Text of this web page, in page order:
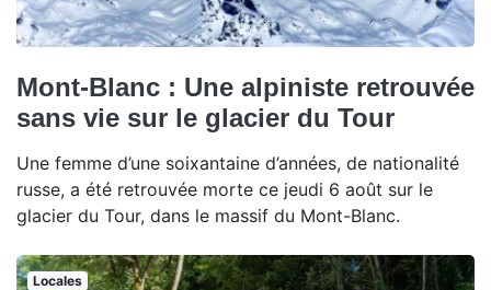
Mont-Blanc : Une alpiniste retrouvée
sans vie sur le glacier du Tour
Une femme d’une soixantaine d’années, de nationalité
russe, a été retrouvée morte ce jeudi 6 août sur le
glacier du Tour, dans le massif du Mont-Blanc.
Locales